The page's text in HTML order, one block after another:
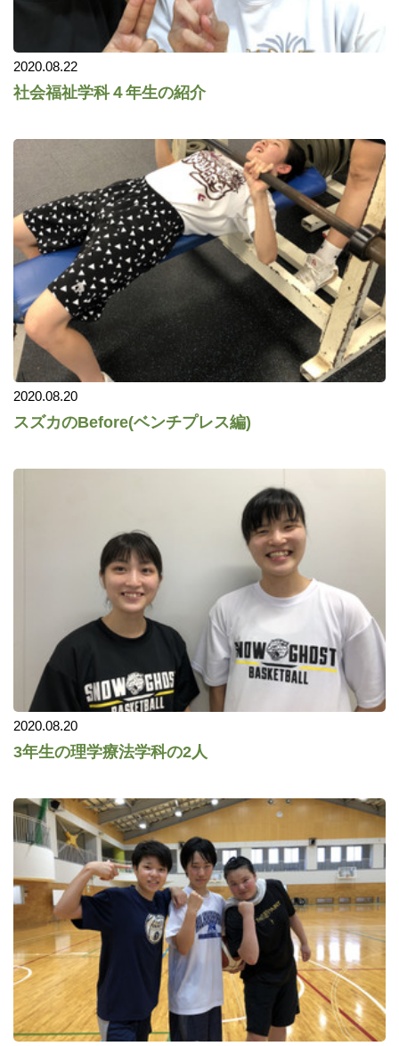
2020.08.22
社会福祉学科４年生の紹介
2020.08.20
スズカのBefore(ベンチプレス編)
2020.08.20
3年生の理学療法学科の2人